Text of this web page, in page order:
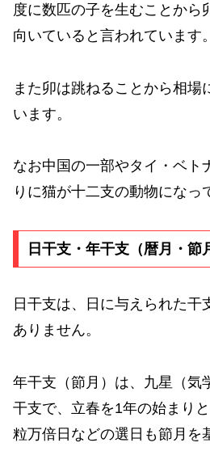
度に数匹の子を生むことから
向いていると言われています。
また卯は跳ねることから相場
います。
なお中国の一部やタイ・ベト
りに猫が十二支の動物になっ
日干支・年干支（暦月・節
日干支は、日に与えられた干
ありません。
年干支（節月）は、九星（気
干支で、立春を1年の始まり
粒万倍日などの選日も節月を